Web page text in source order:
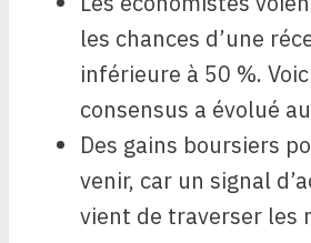
les chances d’une
inférieure à 50 %.
consensus a évolué
Des gains boursiers
venir, car un signal
vient de traverser les